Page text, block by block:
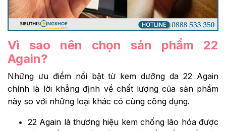
Vì sao nên chọn sản phẩm 22
Again?
Những ưu điểm nổi bật từ kem dưỡng da 22 Again
chính là lời khẳng định về chất lượng của sản phẩm
này so với những loại khác có cùng công dụng.
22 Again là thương hiệu kem chống lão hóa được